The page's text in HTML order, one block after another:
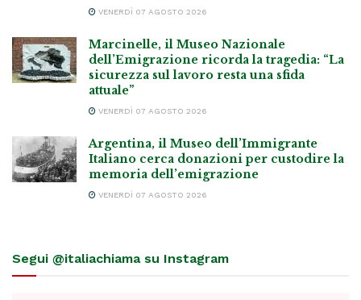
VENERDÌ 07 AGOSTO 2026
Marcinelle, il Museo Nazionale
dell’Emigrazione ricorda la tragedia: “La
sicurezza sul lavoro resta una sfida
attuale”
VENERDÌ 07 AGOSTO 2026
Argentina, il Museo dell’Immigrante
Italiano cerca donazioni per custodire la
memoria dell’emigrazione
VENERDÌ 07 AGOSTO 2026
Segui @italiachiama su Instagram